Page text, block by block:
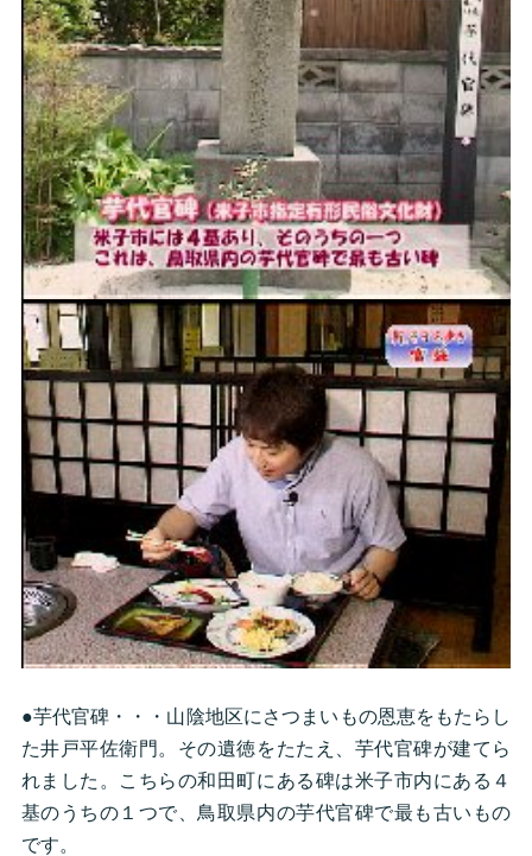
●芋代官碑・・・山陰地区にさつまいもの恩恵をもたらし
た井戸平佐衛門。その遺徳をたたえ、芋代官碑が建てら
れました。こちらの和田町にある碑は米子市内にある４
基のうちの１つで、鳥取県内の芋代官碑で最も古いもの
です。